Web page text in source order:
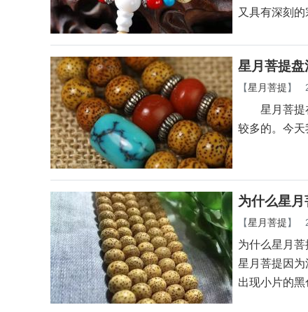
又具有深刻的
星月菩提
【星月菩提】
星月菩提在
较多的。今天
为什么星
【星月菩提】
为什么星月
星月菩提因
出现小片的黑